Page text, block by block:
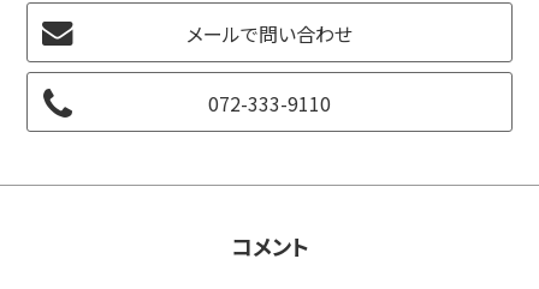
メールで問い合わせ
072-333-9110
コメント